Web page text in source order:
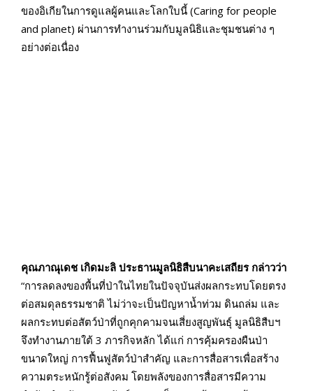
ของอิเกียในการดูแลผู้คนและโลกใบนี้ (Caring for people
and planet) ผ่านการทำงานร่วมกับมูลนิธิและชุมชนต่าง ๆ
อย่างต่อเนื่อง
คุณภาณุเดช เกิดมะลิ ประธานมูลนิธิสืบนาคะเสถียร กล่าวว่า
“การลดลงของพื้นที่ป่าในไทยในปัจจุบันส่งผลกระทบโดยตรง
ต่อสมดุลธรรมชาติ ไม่ว่าจะเป็นปัญหาน้ำท่วม ดินถล่ม และ
ผลกระทบต่อสัตว์ป่าที่ถูกคุกคามจนเสี่ยงสูญพันธุ์ มูลนิธิสืบฯ
จึงทำงานภายใต้ 3 ภารกิจหลัก ได้แก่ การคุ้มครองผืนป่า
ขนาดใหญ่ การฟื้นฟูสัตว์ป่าสำคัญ และการสื่อสารเพื่อสร้าง
ความตระหนักรู้ต่อสังคม โดยพลังของการสื่อสารมีความ